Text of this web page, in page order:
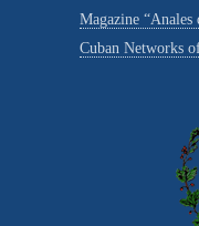
Magazine “Anales
Cuban Networks